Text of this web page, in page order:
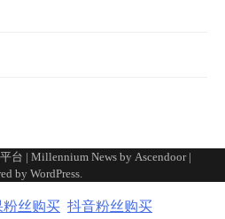
台 | Millennium News by Ascendoor|
by WordPress.
粉丝购买 抖音粉丝购买